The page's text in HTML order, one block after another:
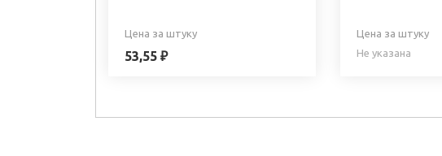
Цена за штуку
53,55 ₽
Цена за штуку
Не указана